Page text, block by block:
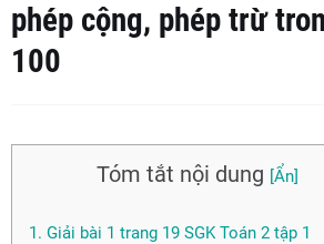
phép cộng, phép trừ
100
Tóm tắt nội dung
1. Giải bài 1 trang 19 SGK Toán 2 tập 1